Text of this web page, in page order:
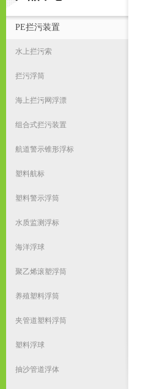
PE拦污装置
水上拦污索
拦污浮筒
海上拦污网浮漂
组合式拦污装置
航道警示锥形浮标
塑料航标
塑料警示浮筒
水质监测浮标
海洋浮球
聚乙烯滚塑浮筒
养殖塑料浮筒
夹管道塑料浮筒
塑料浮球
抽沙管道浮体